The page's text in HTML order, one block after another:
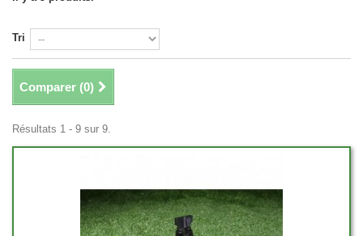
Tri
Comparer (0)
Résultats 1 - 9 sur 9.